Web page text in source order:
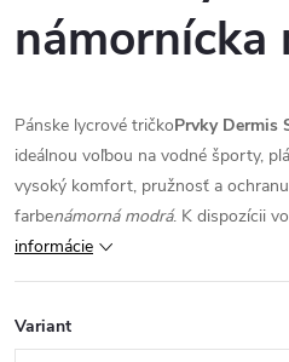
námornícka
Pánske lycrové tričkoPrvky Dermis
ideálnou voľbou na vodné športy,
vysoký komfort, pružnosť a
farbenámorná modrá. K dispozícii
informácie
Variant